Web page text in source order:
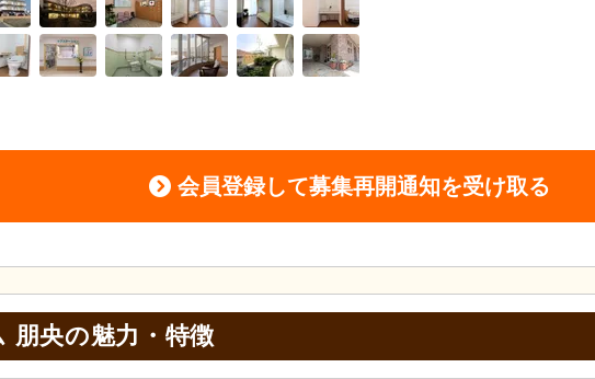
会員登録して募集再開通知を受け取る
朋央の魅力・特徴